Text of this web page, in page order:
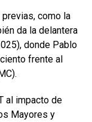
como la
da la delantera
donde Pablo
frente al
al impacto de
Mayores y